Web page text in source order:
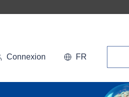
Connexion FR